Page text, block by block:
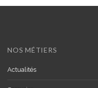
NOS MÉTIERS
Actualités